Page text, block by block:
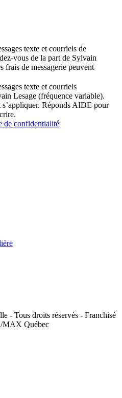
texte et courriels de
vous de la part de Sylvain
frais de messagerie peuvent
texte et courriels
Lesage (fréquence variable).
s’appliquer. Réponds AIDE pour
de confidentialité
- Tous droits réservés - Franchisé
MAX Québec